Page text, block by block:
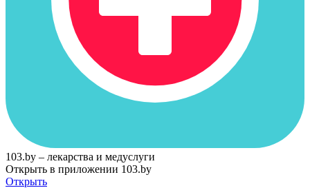
103.by – лекарства и медуслуги
Открыть в приложении 103.by
Открыть